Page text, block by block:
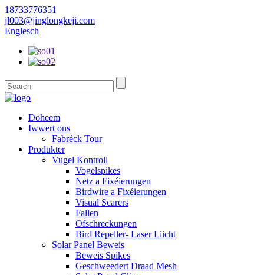
18733776351
jl003@jinglongkeji.com
Englesch
Doheem
Iwwert ons
Fabréck Tour
Produkter
Vugel Kontroll
Vogelspikes
Netz a Fixéierungen
Birdwire a Fixéierungen
Visual Scarers
Fallen
Ofschreckungen
Bird Repeller- Laser Liicht
Solar Panel Beweis
Beweis Spikes
Geschweedert Draad Mesh